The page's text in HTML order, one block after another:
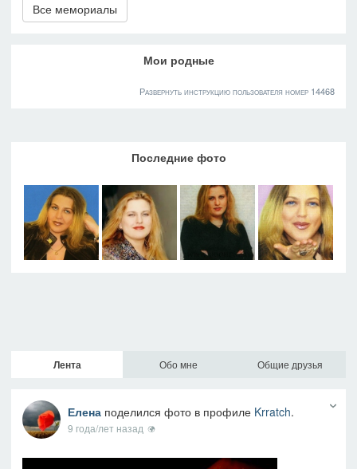
Все мемориалы
Мои родные
Развернуть инструкцию пользователя номер 14468
Последние фото
Лента Обо мне Общие друзья
Еленаподелился фото в профиле Krratch.
9 года/лет назад